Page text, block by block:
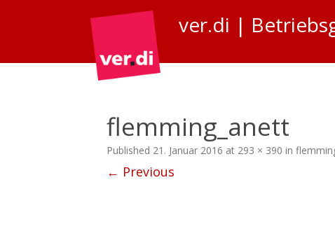
ver.di |
flemming_anett
Published 21. Januar 2016 at 293 × 390 in
← Previous